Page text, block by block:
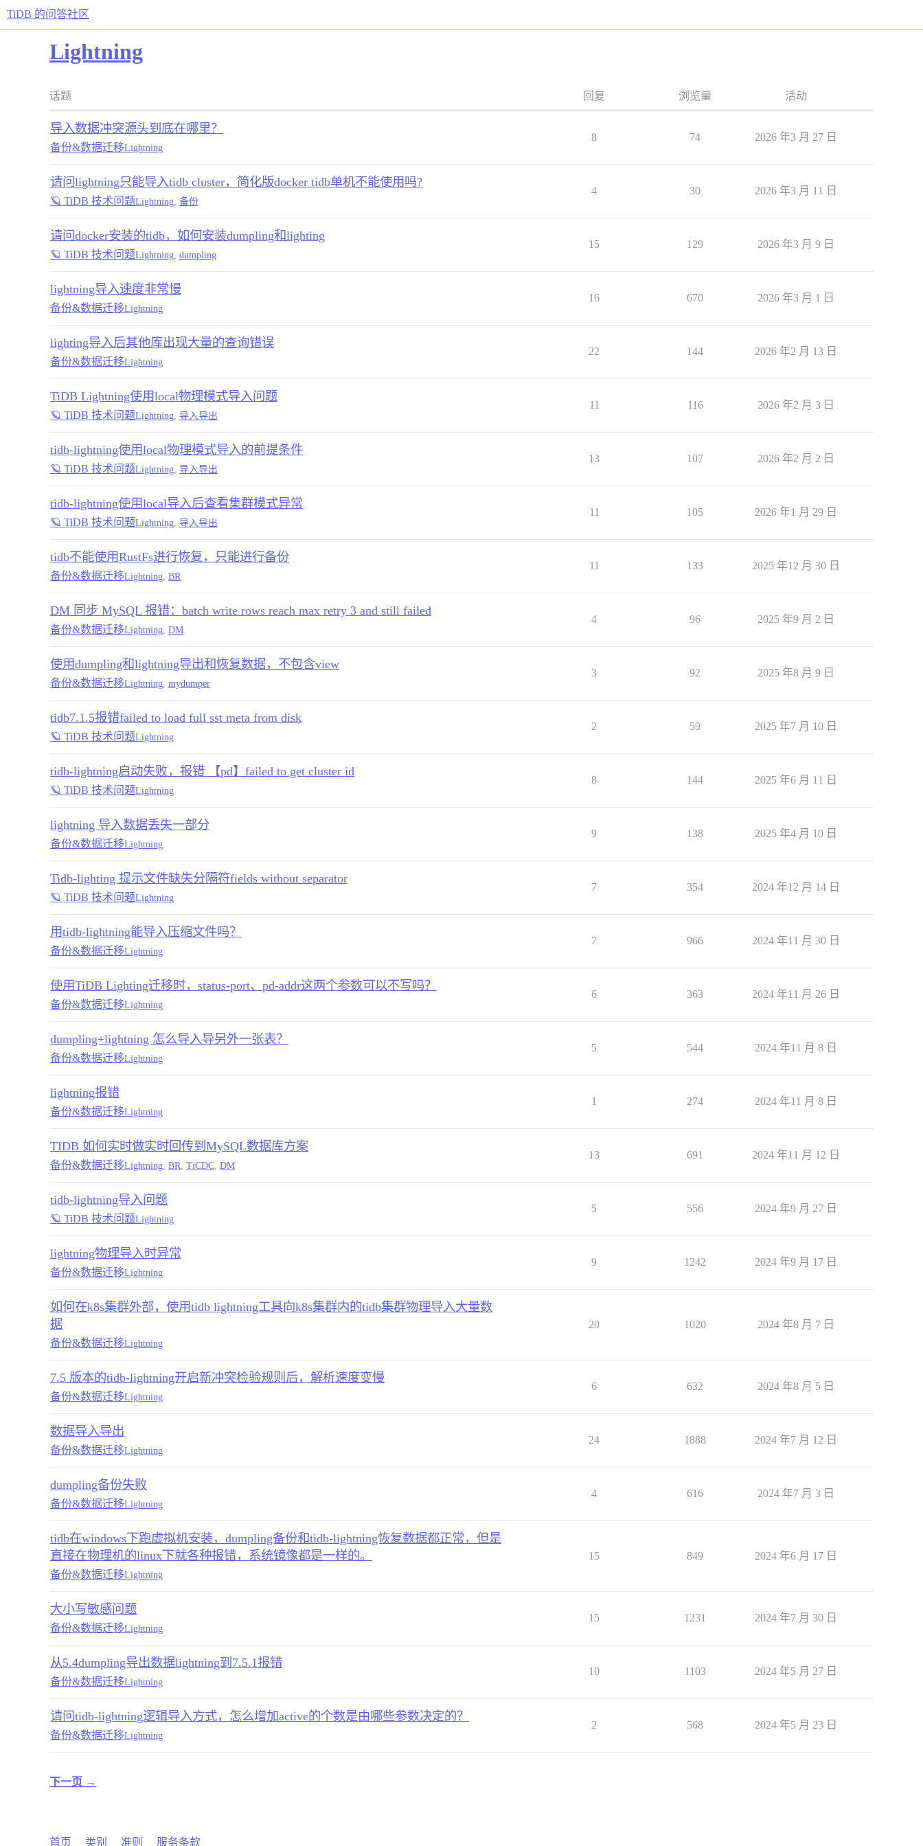
TiDB 的问答社区
Lightning
话题 回复 浏览量 活动
导入数据冲突源头到底在哪里？
备份&数据迁移Lightning
8 74 2026 年3 月 27 日
请问lightning只能导入tidb cluster，简化版docker tidb单机不能使用吗?
🪐 TiDB 技术问题Lightning 备份
4 30 2026 年3 月 11 日
请问docker安装的tidb，如何安装dumpling和lighting
🪐 TiDB 技术问题Lightning dumpling
15 129 2026 年3 月 9 日
lightning导入速度非常慢
备份&数据迁移Lightning
16 670 2026 年3 月 1 日
lighting导入后其他库出现大量的查询错误
备份&数据迁移Lightning
22 144 2026 年2 月 13 日
TiDB Lightning使用local物理模式导入问题
🪐 TiDB 技术问题Lightning 导入导出
11 116 2026 年2 月 3 日
tidb-lightning使用local物理模式导入的前提条件
🪐 TiDB 技术问题Lightning 导入导出
13 107 2026 年2 月 2 日
tidb-lightning使用local导入后查看集群模式异常
🪐 TiDB 技术问题Lightning 导入导出
11 105 2026 年1 月 29 日
tidb不能使用RustFs进行恢复，只能进行备份
备份&数据迁移Lightning BR
11 133 2025 年12 月 30 日
DM 同步 MySQL 报错：batch write rows reach max retry 3 and still failed
备份&数据迁移Lightning DM
4 96 2025 年9 月 2 日
使用dumpling和lightning导出和恢复数据，不包含view
备份&数据迁移Lightning mydumper
3 92 2025 年8 月 9 日
tidb7.1.5报错failed to load full sst meta from disk
🪐 TiDB 技术问题Lightning
2 59 2025 年7 月 10 日
tidb-lightning启动失败，报错 【pd】failed to get cluster id
🪐 TiDB 技术问题Lightning
8 144 2025 年6 月 11 日
lightning 导入数据丢失一部分
备份&数据迁移Lightning
9 138 2025 年4 月 10 日
Tidb-lighting 提示文件缺失分隔符fields without separator
🪐 TiDB 技术问题Lightning
7 354 2024 年12 月 14 日
用tidb-lightning能导入压缩文件吗？
备份&数据迁移Lightning
7 966 2024 年11 月 30 日
使用TiDB Lighting迁移时，status-port、pd-addr这两个参数可以不写吗？
备份&数据迁移Lightning
6 363 2024 年11 月 26 日
dumpling+lightning 怎么导入导另外一张表？
备份&数据迁移Lightning
5 544 2024 年11 月 8 日
lightning报错
备份&数据迁移Lightning
1 274 2024 年11 月 8 日
TIDB 如何实时做实时回传到MySQL数据库方案
备份&数据迁移Lightning BR TiCDC DM
13 691 2024 年11 月 12 日
tidb-lightning导入问题
🪐 TiDB 技术问题Lightning
5 556 2024 年9 月 27 日
lightning物理导入时异常
备份&数据迁移Lightning
9 1242 2024 年9 月 17 日
如何在k8s集群外部，使用tidb lightning工具向k8s集群内的tidb集群物理导入大量数
据
备份&数据迁移Lightning
20 1020 2024 年8 月 7 日
7.5 版本的tidb-lightning开启新冲突检验规则后，解析速度变慢
备份&数据迁移Lightning
6 632 2024 年8 月 5 日
数据导入导出
备份&数据迁移Lightning
24 1888 2024 年7 月 12 日
dumpling备份失败
备份&数据迁移Lightning
4 616 2024 年7 月 3 日
tidb在windows下跑虚拟机安装，dumpling备份和tidb-lightning恢复数据都正常，但是
直接在物理机的linux下就各种报错，系统镜像都是一样的。
备份&数据迁移Lightning
15 849 2024 年6 月 17 日
大小写敏感问题
备份&数据迁移Lightning
15 1231 2024 年7 月 30 日
从5.4dumpling导出数据lightning到7.5.1报错
备份&数据迁移Lightning
10 1103 2024 年5 月 27 日
请问tidb-lightning逻辑导入方式，怎么增加active的个数是由哪些参数决定的？
备份&数据迁移Lightning
2 568 2024 年5 月 23 日
下一页 →
首页 类别 准则 服务条款